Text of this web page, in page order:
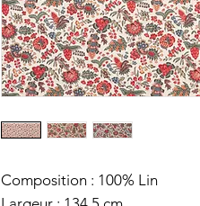
Composition : 100% Lin